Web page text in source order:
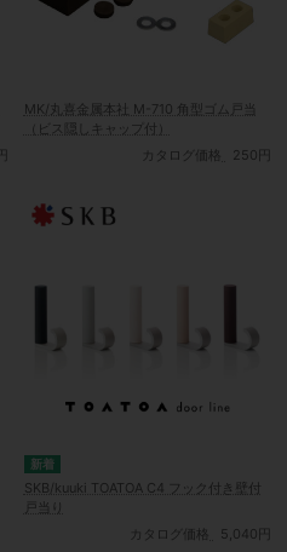
MK/丸喜金属本社 M-710 角型ゴム戸当
（ビス隠しキャップ付）
カタログ価格
250円
SKB/kuuki TOATOA C4 フック付き壁付
戸当り
カタログ価格
5,040円